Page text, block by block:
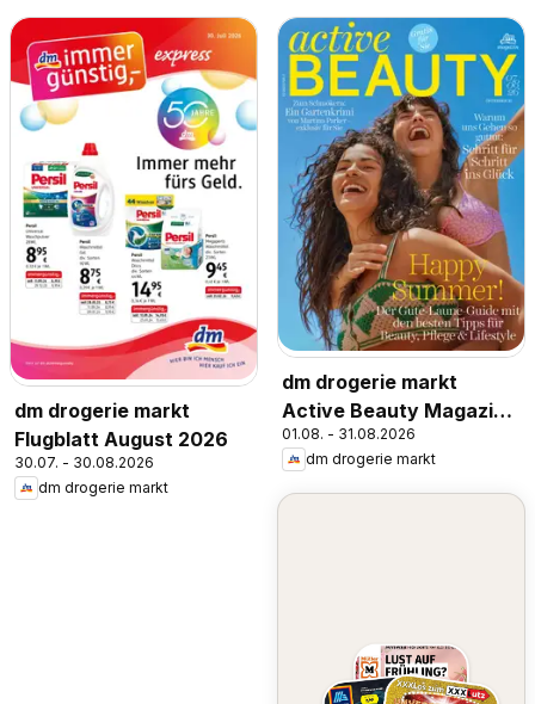
dm drogerie markt
Flugblatt August 2026
30.07. - 30.08.2026
dm drogerie markt
dm drogerie markt
Active Beauty Magazin
07,08/2026
01.08. - 31.08.2026
dm drogerie markt